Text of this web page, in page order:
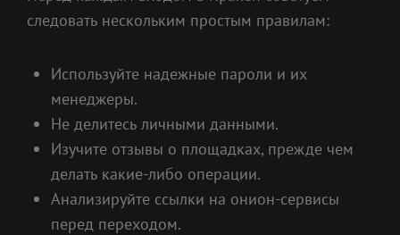
следовать нескольким простым правилам:
Используйте надежные пароли и их
менеджеры.
Не делитесь личными данными.
Изучите отзывы о площадках, прежде чем
делать какие-либо операции.
Анализируйте ссылки на онион-сервисы
перед переходом.